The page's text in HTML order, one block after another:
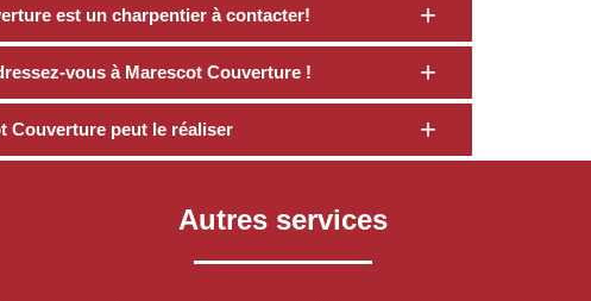
est un charpentier à contacter!
vous à Marescot Couverture !
Couverture peut le réaliser
Autres services